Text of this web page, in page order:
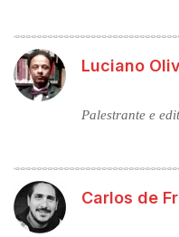
Luciano
Palestrante e
Carlos de